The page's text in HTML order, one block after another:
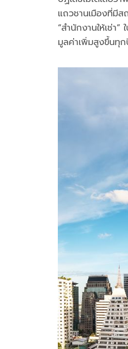
แถวชานเมืองที่มีส
“สำนักงานให้เช่า
มูลค่าเพิ่มสูงขึ้นทุก